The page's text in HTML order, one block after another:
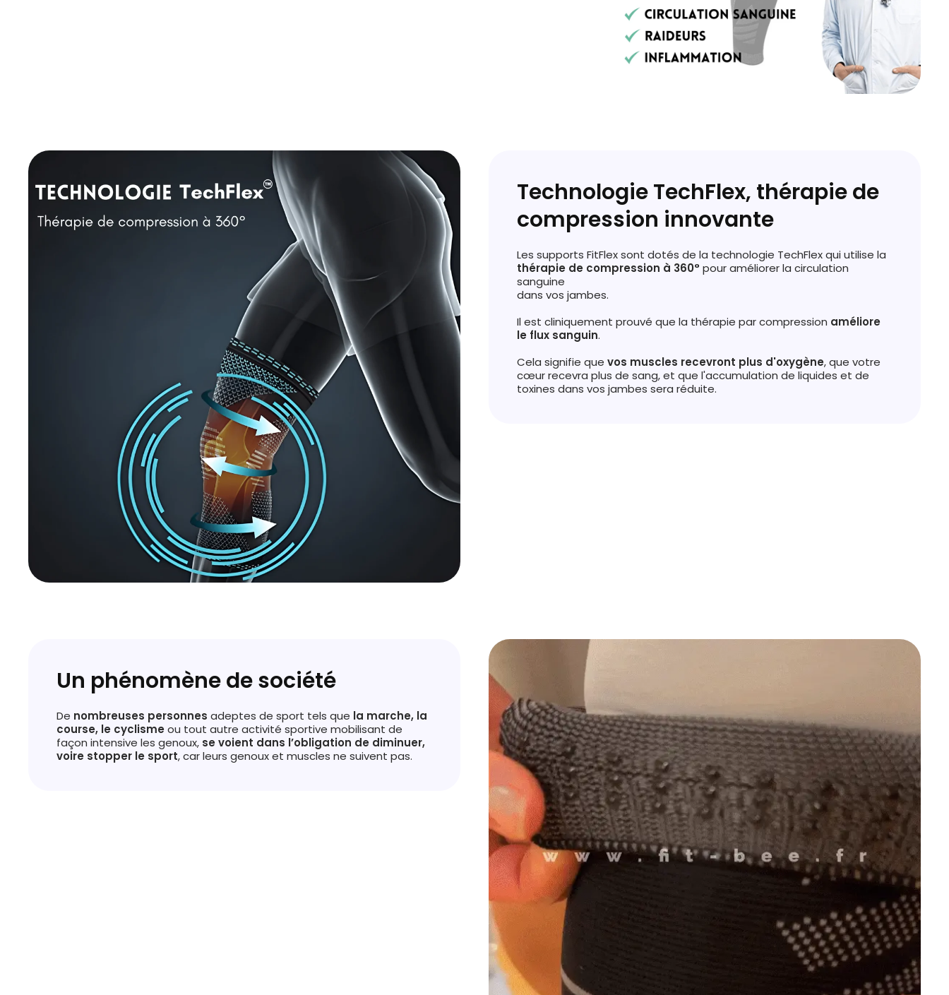
Technologie TechFlex, thérapie de
compression innovante
Les supports FitFlex sont dotés de la technologie TechFlex qui utilise la
thérapie de compression à 360° pour améliorer la circulation
sanguine
dans vos jambes.
Il est cliniquement prouvé que la thérapie par compression améliore
le flux sanguin.
Cela signifie que vos muscles recevront plus d'oxygène, que votre
cœur recevra plus de sang, et que l'accumulation de liquides et de
toxines dans vos jambes sera réduite.
Un phénomène de société
De nombreuses personnes adeptes de sport tels que la marche, la
course, le cyclismeou tout autre activité sportive mobilisant de
façon intensive les genoux, se voient dans l’obligation de diminuer,
voire stopper le sport, car leurs genoux et muscles ne suivent pas.